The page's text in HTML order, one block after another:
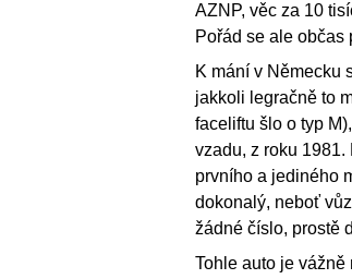
AZNP, věc za 10
Pořád se ale občas
K mání v Německu
jakkoli legračně to
faceliftu šlo o typ
vzadu, z roku
prvního a jediného
dokonalý, neboť
žádné číslo, prostě
Tohle auto je